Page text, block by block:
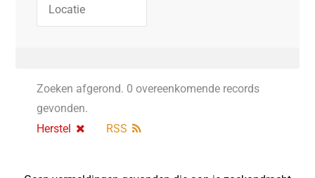
Zoeken afgerond. 0 overeenkomende records
gevonden.
Herstel
RSS